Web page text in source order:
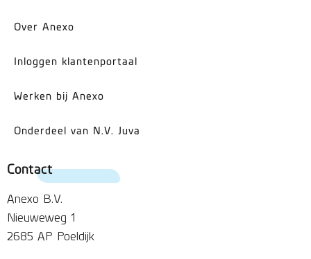
Over Anexo
Inloggen klantenportaal
Werken bij Anexo
Onderdeel van N.V. Juva
Contact
Anexo B.V.
Nieuweweg 1
2685 AP Poeldijk